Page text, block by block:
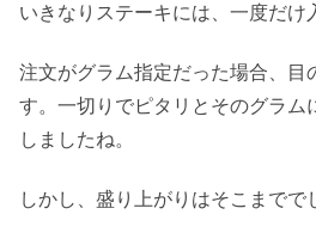
いきなりステーキには、一度だけ
注文がグラム指定だった場合、目
す。一切りでピタリとそのグラム
しましたね。
しかし、盛り上がりはそこまでで